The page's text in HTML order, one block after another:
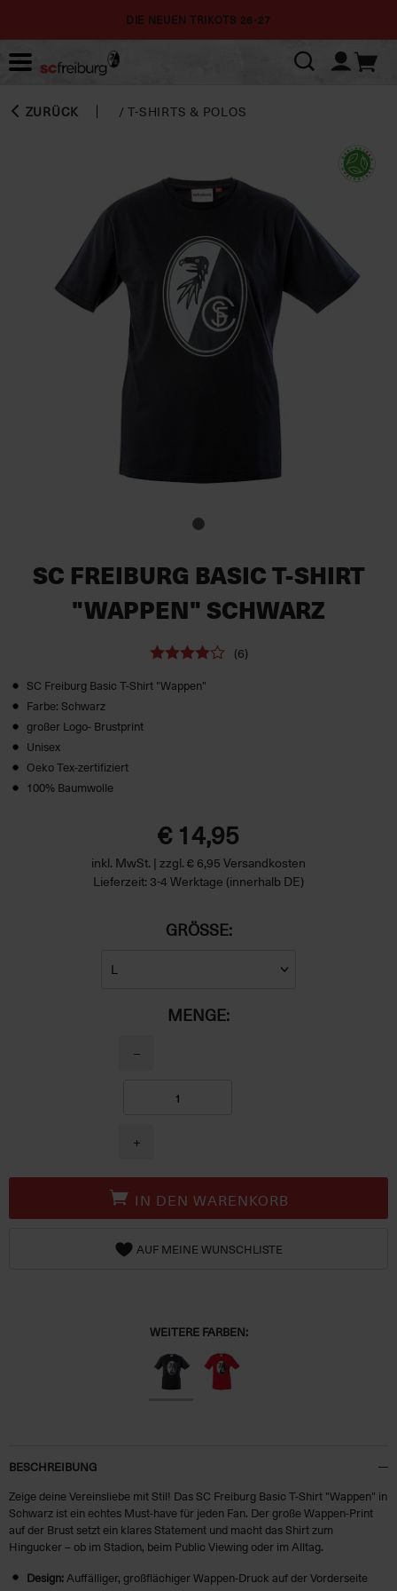
DIE NEUEN TRIKOTS 26-27
ZURÜCK /T-SHIRTS & POLOS
SC FREIBURG BASIC T-SHIRT
"WAPPEN" SCHWARZ
(6)
SC Freiburg Basic T-Shirt "Wappen"
Farbe: Schwarz
großer Logo- Brustprint
Unisex
Oeko Tex-zertifiziert
100% Baumwolle
€ 14,95
inkl. MwSt. | zzgl. € 6,95 Versandkosten
Lieferzeit: 3-4 Werktage (innerhalb DE)
GRÖSSE:
MENGE:
−
+
IN DEN WARENKORB
AUF MEINE WUNSCHLISTE
WEITERE FARBEN:
BESCHREIBUNG
Zeige deine Vereinsliebe mit Stil! Das SC Freiburg Basic T-Shirt "Wappen" in
Schwarz ist ein echtes Must-have für jeden Fan. Der große Wappen-Print
auf der Brust setzt ein klares Statement und macht das Shirt zum
Hingucker – ob im Stadion, beim Public Viewing oder im Alltag.
Design:Auffälliger, großflächiger Wappen-Druck auf der Vorderseite